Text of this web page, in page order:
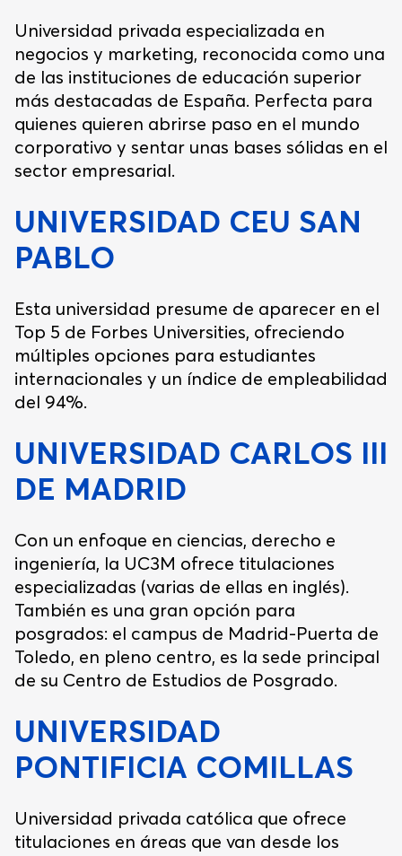
Universidad privada especializada en
negocios y marketing, reconocida como una
de las instituciones de educación superior
más destacadas de España. Perfecta para
quienes quieren abrirse paso en el mundo
corporativo y sentar unas bases sólidas en el
sector empresarial.
UNIVERSIDAD CEU SAN
PABLO
Esta universidad presume de aparecer en el
Top 5 de Forbes Universities, ofreciendo
múltiples opciones para estudiantes
internacionales y un índice de empleabilidad
del 94%.
UNIVERSIDAD CARLOS III
DE MADRID
Con un enfoque en ciencias, derecho e
ingeniería, la UC3M ofrece titulaciones
especializadas (varias de ellas en inglés).
También es una gran opción para
posgrados: el campus de Madrid-Puerta de
Toledo, en pleno centro, es la sede principal
de su Centro de Estudios de Posgrado.
UNIVERSIDAD
PONTIFICIA COMILLAS
Universidad privada católica que ofrece
titulaciones en áreas que van desde los